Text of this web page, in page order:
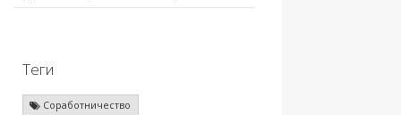
Теги
Соработничество